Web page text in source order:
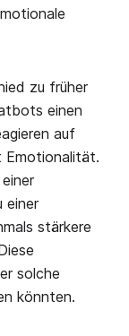
zu früher
einen
auf
Emotionalität.
einer
stärkere
solche
könnten.